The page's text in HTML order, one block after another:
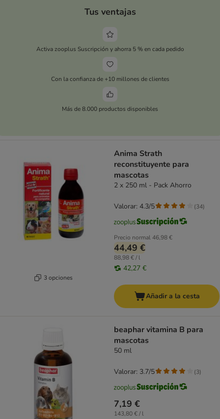
Tus ventajas
Activa zooplus Suscripción y ahorra 5 % en cada pedido
Con la confianza de +10 millones de clientes
Más de 8.000 productos disponibles
3 opciones
Anima Strath
reconstituyente para
mascotas
2 x 250 ml - Pack Ahorro
Precio normal46,98 €
44,49 €
88,98 € / l
42,27 €
Valorar: 4.3/5 (34)
Añadir a la cesta
beaphar vitamina B para
mascotas
50 ml
7,19 €
143,80 € / l
Valorar: 3.7/5 (3)